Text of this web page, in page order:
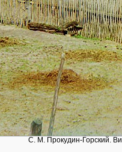
С. М. Прокудин-Горский.